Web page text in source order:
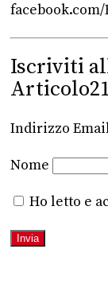
Iscriviti
Indirizzo
Nome
Ho letto e